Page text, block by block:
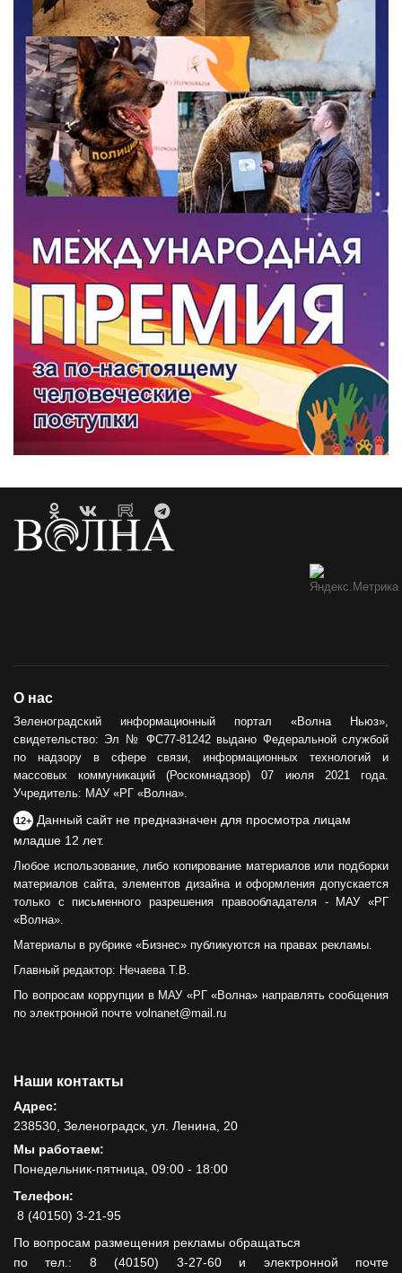
О нас
Зеленоградский информационный портал «Волна Ньюз»,
свидетельство: Эл № ФС77-81242 выдано Федеральной службой
по надзору в сфере связи, информационных технологий и
массовых коммуникаций (Роскомнадзор) 07 июля 2021 года.
Учредитель: МАУ «РГ «Волна».
12+ Данный сайт не предназначен для просмотра лицам
младше 12 лет.
Любое использование, либо копирование материалов или подборки
материалов сайта, элементов дизайна и оформления допускается
только с письменного разрешения правообладателя - МАУ «РГ
«Волна».
Материалы в рубрике «Бизнес» публикуются на правах рекламы.
Главный редактор: Нечаева Т.В.
По вопросам коррупции в МАУ «РГ «Волна» направлять сообщения
по электронной почте volnanet@mail.ru
Наши контакты
Адрес:
238530, Зеленоградск, ул. Ленина, 20
Мы работаем:
Понедельник-пятница, 09:00 - 18:00
Телефон:
8 (40150) 3-21-95
По вопросам размещения рекламы обращаться
по тел.: 8 (40150) 3-27-60 и электронной почте